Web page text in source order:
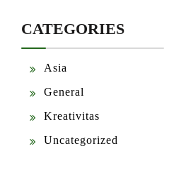
CATEGORIES
Asia
General
Kreativitas
Uncategorized